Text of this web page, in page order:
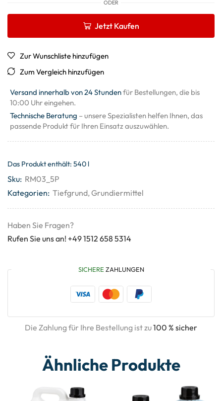
ODER
Jetzt Kaufen
Zur Wunschliste hinzufügen
Zum Vergleich hinzufügen
Versand innerhalb von 24 Stundenfür Bestellungen, die bis
10:00 Uhr eingehen.
Technische Beratung – unsere Spezialisten helfen Ihnen, das
passende Produkt für Ihren Einsatz auszuwählen.
Das Produkt enthält: 540 l
Sku: RM03_5P
Kategorien: Tiefgrund, Grundiermittel
Haben Sie Fragen?
Rufen Sie uns an! +49 1512 658 5314
SICHERE ZAHLUNGEN
Die Zahlung für Ihre Bestellung ist zu100 % sicher
Ähnliche Produkte